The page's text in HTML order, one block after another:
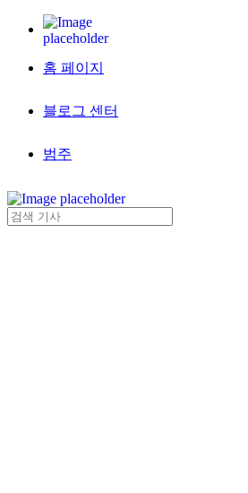
홈 페이지
블로그 센터
범주